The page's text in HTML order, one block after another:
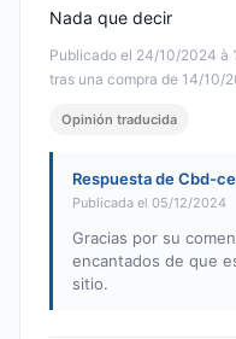
Publicado el 24/10/2024 à
tras una compra de 14/10/
Nada que decir
Opinión traducida
Respuesta de Cbd-
Publicada el 05/12/2024
Gracias por su
encantados de que
sitio.